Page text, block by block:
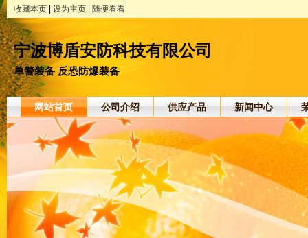
收藏本页 设为主页 随便看看
宁波博盾安防科技有限公司
单警装备 反恐防爆装备
网站首页 公司介绍 供应产品 新闻中心